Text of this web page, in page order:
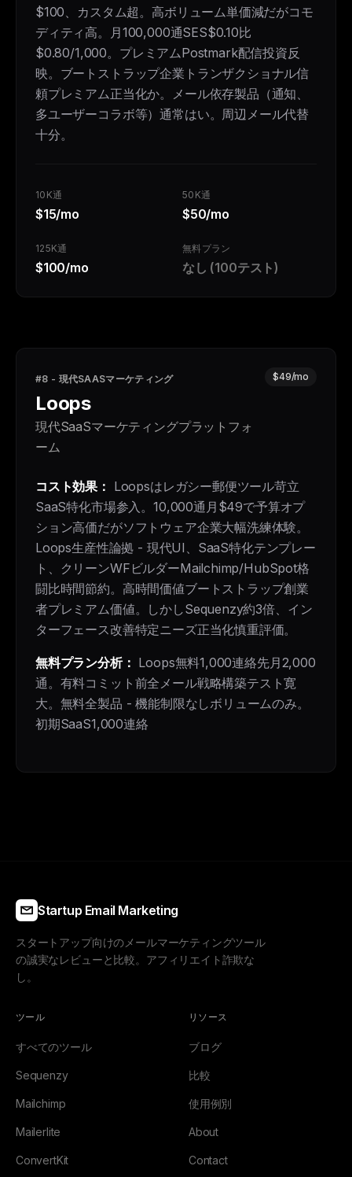
$100、カスタム超。高ボリューム単価減だがコモ
ディティ高。月100,000通SES$0.10比
$0.80/1,000。プレミアムPostmark配信投資反
映。ブートストラップ企業トランザクショナル信
頼プレミアム正当化か。メール依存製品（通知、
多ユーザーコラボ等）通常はい。周辺メール代替
十分。
10K通
$15/mo
50K通
$50/mo
125K通
$100/mo
無料プラン
なし (100テスト)
#8 - 現代SAASマーケティング
Loops
現代SaaSマーケティングプラットフォ
ーム
$49/mo
コスト効果： Loopsはレガシー郵便ツール苛立
SaaS特化市場参入。10,000通月$49で予算オプ
ション高価だがソフトウェア企業大幅洗練体験。
Loops生産性論拠 - 現代UI、SaaS特化テンプレー
ト、クリーンWFビルダーMailchimp/HubSpot格
闘比時間節約。高時間価値ブートストラップ創業
者プレミアム価値。しかしSequenzy約3倍、イン
ターフェース改善特定ニーズ正当化慎重評価。
無料プラン分析： Loops無料1,000連絡先月2,000
通。有料コミット前全メール戦略構築テスト寛
大。無料全製品 - 機能制限なしボリュームのみ。
初期SaaS1,000連絡
Startup Email Marketing
スタートアップ向けのメールマーケティングツール
の誠実なレビューと比較。アフィリエイト詐欺な
し。
ツール
すべてのツール
Sequenzy
Mailchimp
Mailerlite
ConvertKit
リソース
ブログ
比較
使用例別
About
Contact